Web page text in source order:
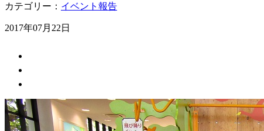
カテゴリー： イベント報告
2017年07月22日